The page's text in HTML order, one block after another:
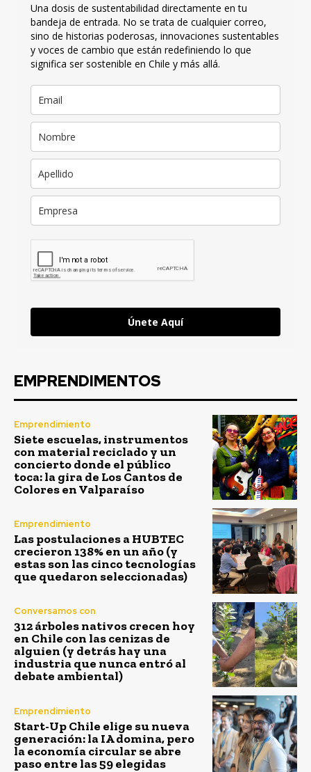
Una dosis de sustentabilidad directamente en tu
bandeja de entrada. No se trata de cualquier correo,
sino de historias poderosas, innovaciones sustentables
y voces de cambio que están redefiniendo lo que
significa ser sostenible en Chile y más allá.
Únete Aquí
EMPRENDIMENTOS
Emprendimiento
Siete escuelas, instrumentos
con material reciclado y un
concierto donde el público
toca: la gira de Los Cantos de
Colores en Valparaíso
Emprendimiento
Las postulaciones a HUBTEC
crecieron 138% en un año (y
estas son las cinco tecnologías
que quedaron seleccionadas)
Conversamos con
312 árboles nativos crecen hoy
en Chile con las cenizas de
alguien (y detrás hay una
industria que nunca entró al
debate ambiental)
Emprendimiento
Start-Up Chile elige su nueva
generación: la IA domina, pero
la economía circular se abre
paso entre las 59 elegidas